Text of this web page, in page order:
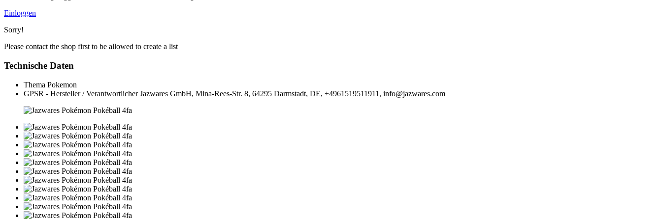
Einloggen
Sorry!
Please contact the shop first to be allowed to create a list
Technische Daten
Thema Pokemon
GPSR - Hersteller / Verantwortlicher Jazwares GmbH, Mina-Rees-Str. 8, 64295 Darmstadt, DE, +4961519511911, info@jazwares.com